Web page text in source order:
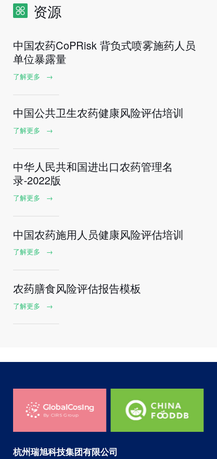
资源
中国农药CoPRisk 背负式喷雾施药人员
单位暴露量
了解更多 →
中国公共卫生农药健康风险评估培训
了解更多 →
中华人民共和国进出口农药管理名
录-2022版
了解更多 →
中国农药施用人员健康风险评估培训
了解更多 →
农药膳食风险评估报告模板
了解更多 →
杭州瑞旭科技集团有限公司